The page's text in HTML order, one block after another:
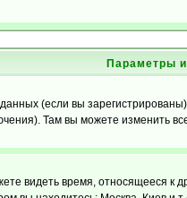
Параметры
(если вы
Там вы можете изменить
видеть время, относящееся к